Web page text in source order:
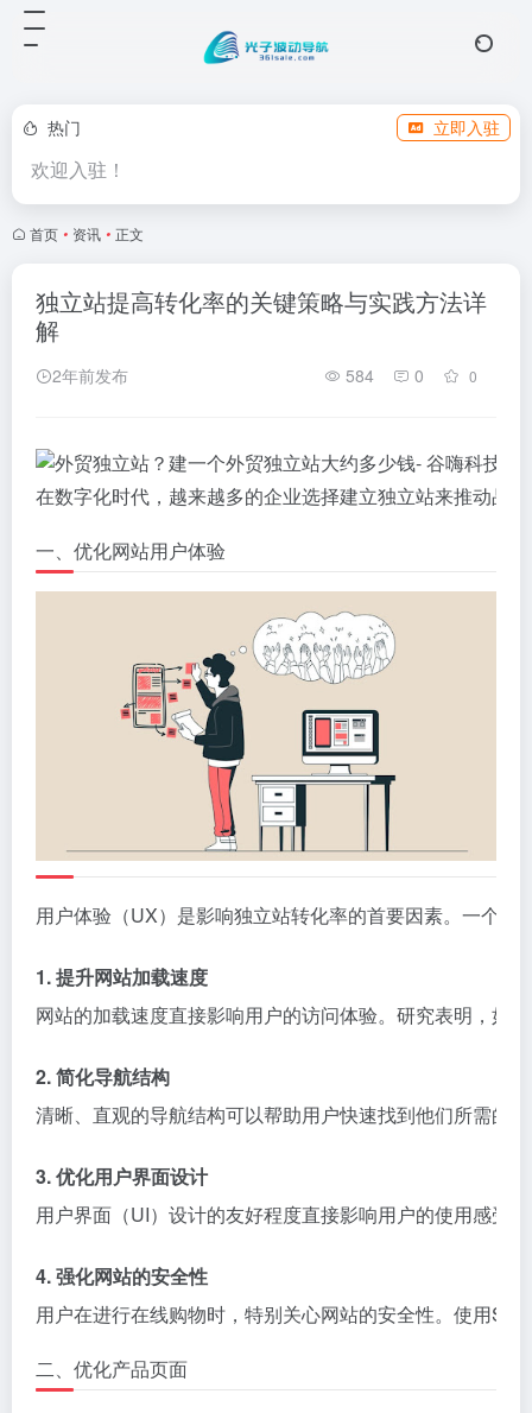
热门 立即入驻
欢迎入驻！
首页 • 资讯 • 正文
独立站提高转化率的关键策略与实践方法详
解
2年前发布 584 0 0
在数字化时代，越来越多的企业选择建立独立站来推动品
一、优化网站用户体验
用户体验（UX）是影响独立站转化率的首要因素。一个
1. 提升网站加载速度
网站的加载速度直接影响用户的访问体验。研究表明，如
2. 简化导航结构
清晰、直观的导航结构可以帮助用户快速找到他们所需的
3. 优化用户界面设计
用户界面（UI）设计的友好程度直接影响用户的使用感受
4. 强化网站的安全性
用户在进行在线购物时，特别关心网站的安全性。使用
二、优化产品页面